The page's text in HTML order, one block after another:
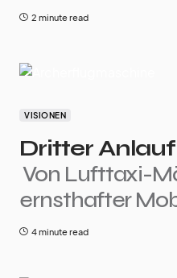
2 minute read
VISIONEN
Dritter
Von Lufttaxi-
ernsthafter
4 minute read